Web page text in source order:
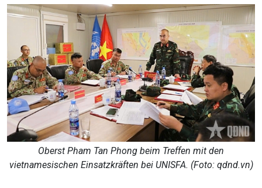
Oberst Pham Tan Phong beim Treffen mit den
vietnamesischen Einsatzkräften bei UNISFA. (Foto: qdnd.vn)